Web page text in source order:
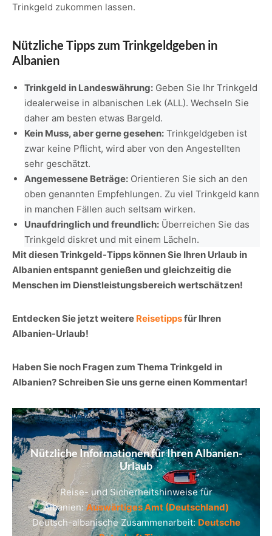
Trinkgeld zukommen lassen.
Nützliche Tipps zum Trinkgeldgeben in
Albanien
Trinkgeld in Landeswährung: Geben Sie Ihr Trinkgeld
idealerweise in albanischen Lek (ALL). Wechseln Sie
daher am besten etwas Bargeld.
Kein Muss, aber gerne gesehen: Trinkgeldgeben ist
zwar keine Pflicht, wird aber von den Angestellten
sehr geschätzt.
Angemessene Beträge: Orientieren Sie sich an den
oben genannten Empfehlungen. Zu viel Trinkgeld kann
in manchen Fällen auch seltsam wirken.
Unaufdringlich und freundlich: Überreichen Sie das
Trinkgeld diskret und mit einem Lächeln.
Mit diesen Trinkgeld-Tipps können Sie Ihren Urlaub in
Albanien entspannt genießen und gleichzeitig die
Menschen im Dienstleistungsbereich wertschätzen!
Entdecken Sie jetzt weitere Reisetippsfür Ihren
Albanien-Urlaub!
Haben Sie noch Fragen zum Thema Trinkgeld in
Albanien? Schreiben Sie uns gerne einen Kommentar!
Nützliche Informationen für Ihren Albanien-
Urlaub
Reise- und Sicherheitshinweise für
Albanien: Auswärtiges Amt (Deutschland)
Deutsch-albanische Zusammenarbeit:Deutsche